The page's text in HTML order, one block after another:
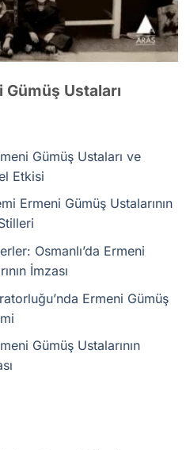
Gümüş Ustaları
Gümüş Ustaları ve
Etkisi
Ermeni Gümüş Ustalarının
Osmanlı’da Ermeni
İmzası
Ermeni Gümüş
Gümüş Ustalarının